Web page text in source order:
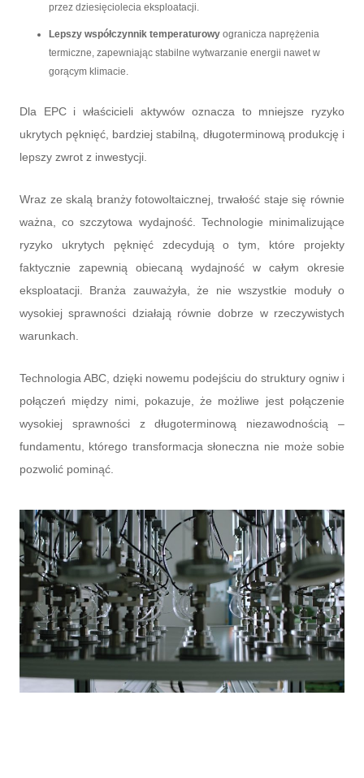
przez dziesięciolecia eksploatacji.
Lepszy współczynnik temperaturowy ogranicza naprężenia
termiczne, zapewniając stabilne wytwarzanie energii nawet w
gorącym klimacie.
Dla EPC i właścicieli aktywów oznacza to mniejsze ryzyko
ukrytych pęknięć, bardziej stabilną, długoterminową produkcję i
lepszy zwrot z inwestycji.
Wraz ze skalą branży fotowoltaicznej, trwałość staje się równie
ważna, co szczytowa wydajność. Technologie minimalizujące
ryzyko ukrytych pęknięć zdecydują o tym, które projekty
faktycznie zapewnią obiecaną wydajność w całym okresie
eksploatacji. Branża zauważyła, że ​​nie wszystkie moduły o
wysokiej sprawności działają równie dobrze w rzeczywistych
warunkach.
Technologia ABC, dzięki nowemu podejściu do struktury ogniw i
połączeń między nimi, pokazuje, że możliwe jest połączenie
wysokiej sprawności z długoterminową niezawodnością –
fundamentu, którego transformacja słoneczna nie może sobie
pozwolić pominąć.